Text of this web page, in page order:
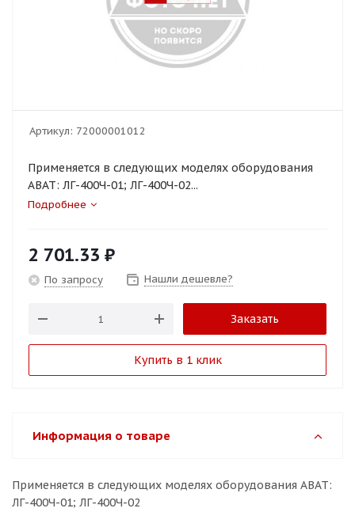
Артикул: 72000001012
Применяется в следующих моделях оборудования
ABAT: ЛГ-400Ч-01; ЛГ-400Ч-02...
Подробнее
2 701.33 ₽
По запросу Нашли дешевле?
Заказать
Купить в 1 клик
Информация о товаре
Применяется в следующих моделях оборудования ABAT:
ЛГ-400Ч-01; ЛГ-400Ч-02